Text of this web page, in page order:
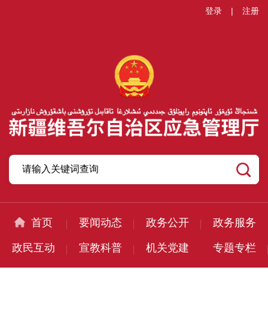
登录 | 注册
首页 要闻动态 政务公开 政务服务
政民互动 宣教科普 机关党建 专题专栏